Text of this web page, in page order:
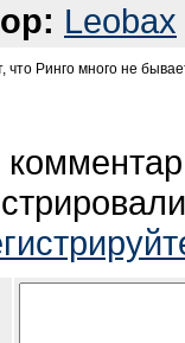
Leobax
что Ринго много не